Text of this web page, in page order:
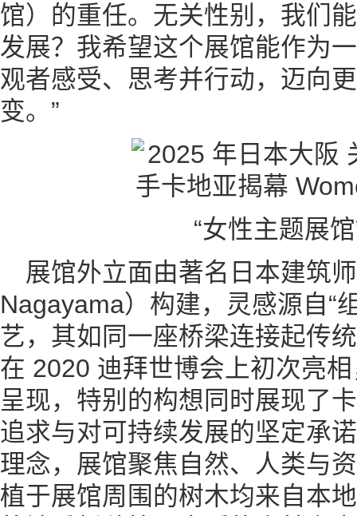
馆）的重任。无关性别，我们
发展？我希望这个展馆能作为
观者感受、思考并行动，迈向
变。”
“女性主题展
展馆外立面由著名日本建筑
Nagayama）构建，灵感源自“
艺，其如同一座桥梁连接起传
在 2020 迪拜世博会上初次亮
呈现，特别的构想同时展现了
追求与对可持续发展的坚定承
理念，展馆聚焦自然、人类与
植于展馆周围的树木均来自本